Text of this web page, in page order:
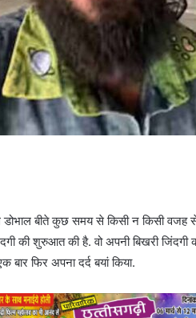
बीते कुछ समय से किसी न किसी वजह से
की शुरुआत की है. वो अपनी बिखरी जिंदगी
फिर अपना दर्द बयां किया.